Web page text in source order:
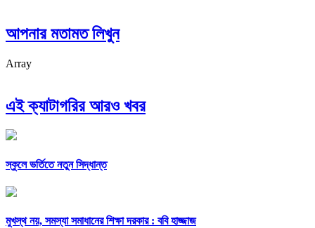
আপনার মতামত লিখুন
Array
এই ক্যাটাগরির আরও খবর
স্কুলে ভর্তিতে নতুন সিদ্ধান্ত
মুখস্থ নয়, সমস্যা সমাধানের শিক্ষা দরকার : ববি হাজ্জাজ